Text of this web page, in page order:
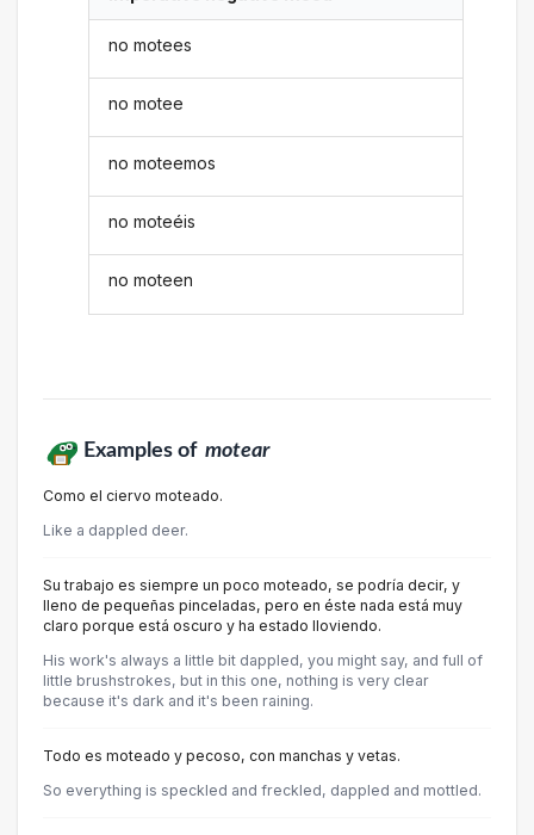
no motees
no motee
no moteemos
no moteéis
no moteen
Examples of motear
Como el ciervo moteado.
Like a dappled deer.
Su trabajo es siempre un poco moteado, se podría decir, y
lleno de pequeñas pinceladas, pero en éste nada está muy
claro porque está oscuro y ha estado lloviendo.
His work's always a little bit dappled, you might say, and full of
little brushstrokes, but in this one, nothing is very clear
because it's dark and it's been raining.
Todo es moteado y pecoso, con manchas y vetas.
So everything is speckled and freckled, dappled and mottled.